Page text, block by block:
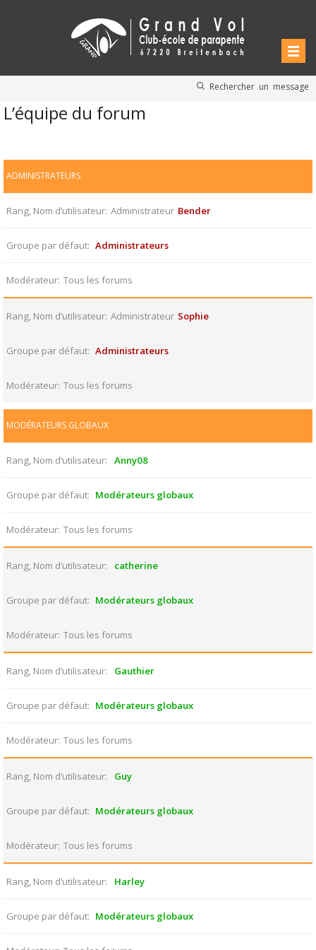
Rechercher un message
L’équipe du forum
ADMINISTRATEURS
Rang, Nom d’utilisateur Administrateur Bender
Groupe par défaut Administrateurs
Modérateur Tous les forums
Rang, Nom d’utilisateur Administrateur Sophie
Groupe par défaut Administrateurs
Modérateur Tous les forums
MODÉRATEURS GLOBAUX
Rang, Nom d’utilisateur Anny08
Groupe par défaut Modérateurs globaux
Modérateur Tous les forums
Rang, Nom d’utilisateur catherine
Groupe par défaut Modérateurs globaux
Modérateur Tous les forums
Rang, Nom d’utilisateur Gauthier
Groupe par défaut Modérateurs globaux
Modérateur Tous les forums
Rang, Nom d’utilisateur Guy
Groupe par défaut Modérateurs globaux
Modérateur Tous les forums
Rang, Nom d’utilisateur Harley
Groupe par défaut Modérateurs globaux